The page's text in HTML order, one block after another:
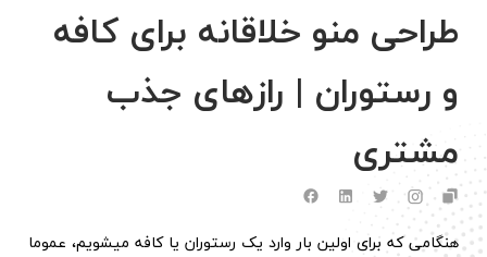
طراحی منو خلاقانه برای کافه
و رستوران | رازهای جذب
مشتری
هنگامی که برای اولین بار وارد یک رستوران یا کافه میشویم، عموما